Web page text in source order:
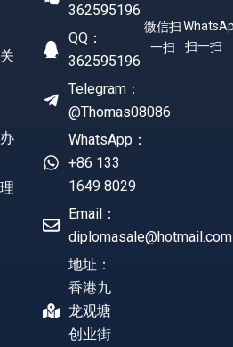
362595196
QQ：
362595196
Telegram：
@Thomas08086
WhatsApp：
+86 133
1649 8029
Email：
diplomasale@hotmail.com
地址：
香港九
龙观塘
创业街
微信扫
一扫
扫一扫